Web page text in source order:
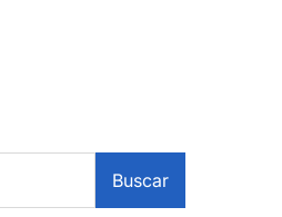
Buscar